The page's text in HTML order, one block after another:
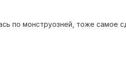
по монструозней, тоже самое